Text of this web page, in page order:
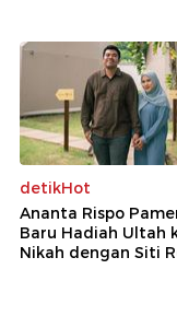
detikHot
Ananta Rispo
Baru Hadiah Ultah
Nikah dengan Siti